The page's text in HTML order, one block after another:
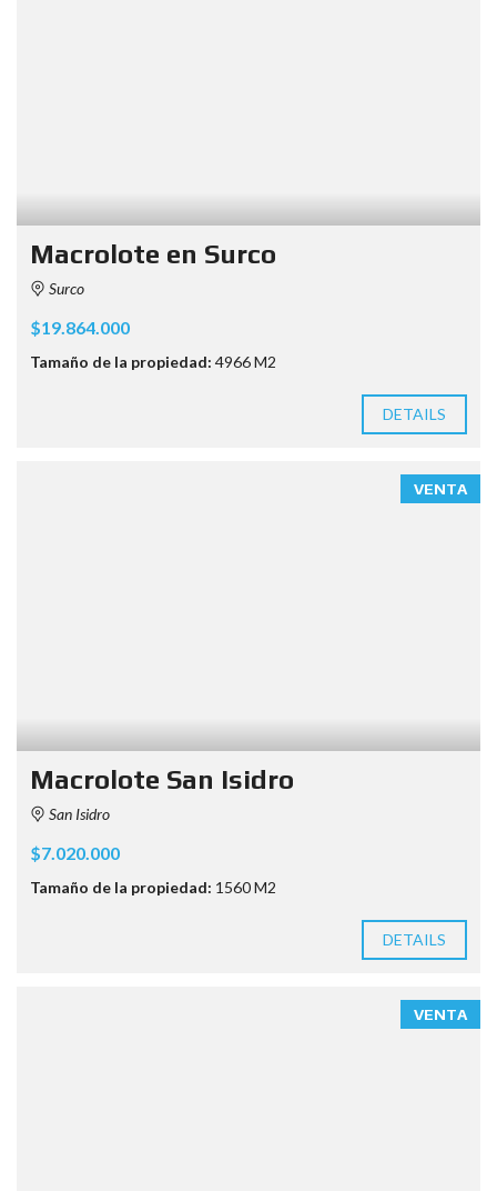
Macrolote en Surco
Surco
$19.864.000
Tamaño de la propiedad: 4966 M2
DETAILS
VENTA
Macrolote San Isidro
San Isidro
$7.020.000
Tamaño de la propiedad: 1560 M2
DETAILS
VENTA